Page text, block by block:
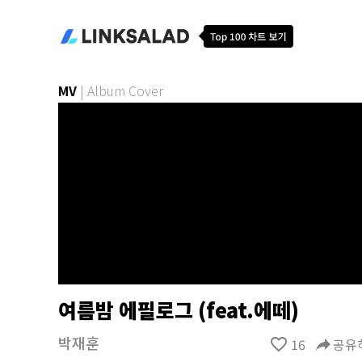
MV | Album Cover
여름밤 에필로그 (feat.에떼)
박재훈 favorite_border 16 reply공유